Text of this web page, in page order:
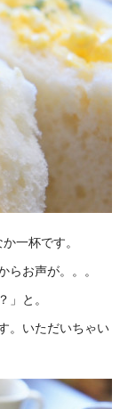
一杯です。
お声が。。。
と。
。いただいちゃい